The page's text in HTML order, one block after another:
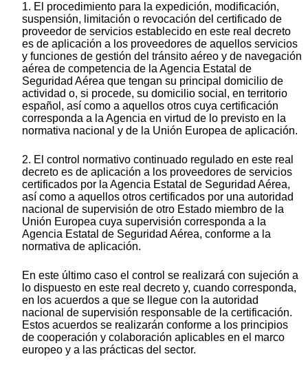
1. El procedimiento para la expedición, modificación,
suspensión, limitación o revocación del certificado de
proveedor de servicios establecido en este real decreto
es de aplicación a los proveedores de aquellos servicios
y funciones de gestión del tránsito aéreo y de navegación
aérea de competencia de la Agencia Estatal de
Seguridad Aérea que tengan su principal domicilio de
actividad o, si procede, su domicilio social, en territorio
español, así como a aquellos otros cuya certificación
corresponda a la Agencia en virtud de lo previsto en la
normativa nacional y de la Unión Europea de aplicación.
2. El control normativo continuado regulado en este real
decreto es de aplicación a los proveedores de servicios
certificados por la Agencia Estatal de Seguridad Aérea,
así como a aquellos otros certificados por una autoridad
nacional de supervisión de otro Estado miembro de la
Unión Europea cuya supervisión corresponda a la
Agencia Estatal de Seguridad Aérea, conforme a la
normativa de aplicación.
En este último caso el control se realizará con sujeción a
lo dispuesto en este real decreto y, cuando corresponda,
en los acuerdos a que se llegue con la autoridad
nacional de supervisión responsable de la certificación.
Estos acuerdos se realizarán conforme a los principios
de cooperación y colaboración aplicables en el marco
europeo y a las prácticas del sector.